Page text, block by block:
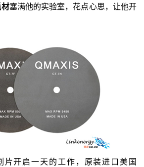
塞满他的实验室，花点心思，让他开
片开启一天的工作，原装进口美国